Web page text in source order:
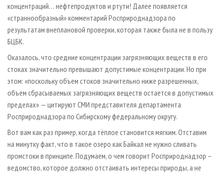
концентраций… нефтепродуктов и ртути! Далее появляется
«страннообразный» комментарий Росприроднадзора по
результатам внеплановой проверки, которая также была не в пользу
БЦБК.
Оказалось, что средние концентрации загрязняющих веществ в его
стоках значительно превышают допустимые концентрации. Но при
этом: «поскольку объем стоков значительно ниже разрешенных,
объем сбрасываемых загрязняющих веществ остается в допустимых
пределах» — цитируют СМИ представителя департамента
Росприроднадзора по Сибирскому федеральному округу.
Вот вам как раз пример, когда тёплое становится мягким. Отставим
на минутку факт, что в такое озеро как Байкал не нужно сливать
промстоки в принципе. Подумаем, о чем говорит Росприроднадзор –
ведомство, которое должно отстаивать интересы природы, а не